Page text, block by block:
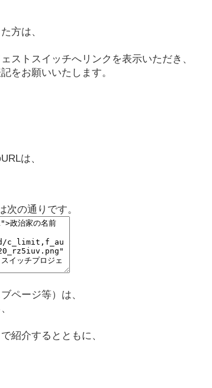
方は、
ストスイッチへリンクを表示いただき、
をお願いいたします。
は、
の通りです。
ページ等）は、
紹介するとともに、